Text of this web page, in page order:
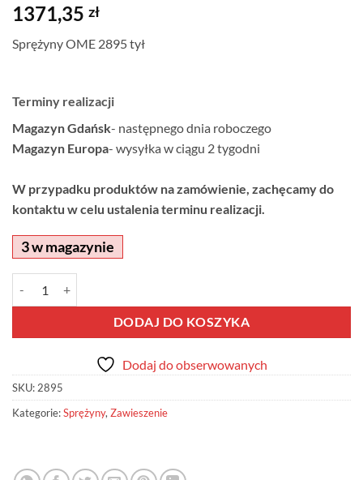
1371,35 zł
Sprężyny OME 2895 tył
Terminy realizacji
Magazyn Gdańsk- następnego dnia roboczego
Magazyn Europa- wysyłka w ciągu 2 tygodni
W przypadku produktów na zamówienie, zachęcamy do
kontaktu w celu ustalenia terminu realizacji.
3 w magazynie
DODAJ DO KOSZYKA
Alternative:
Dodaj do obserwowanych
SKU:2895
Kategorie:Sprężyny,Zawieszenie